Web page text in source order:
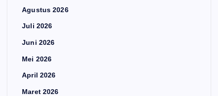
Agustus 2026
Juli 2026
Juni 2026
Mei 2026
April 2026
Maret 2026